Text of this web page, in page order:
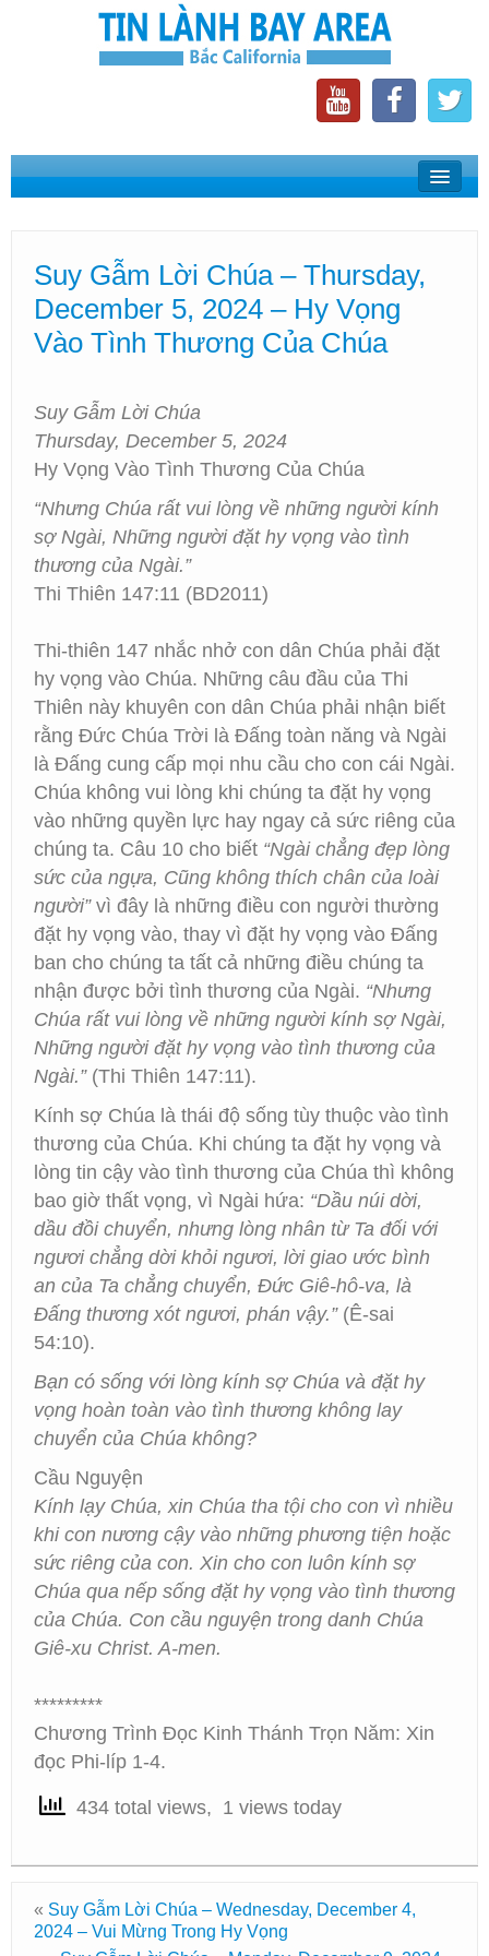
Home
Phát Thanh Tin Lành Bay Area
Các Hội Thánh Bắc California
Suy Gẫm Lời Chúa – Thursday,
December 5, 2024 – Hy Vọng
Vào Tình Thương Của Chúa
Suy Gẫm Lời Chúa
Thursday, December 5, 2024
Hy Vọng Vào Tình Thương Của Chúa
“Nhưng Chúa rất vui lòng về những người kính
sợ Ngài, Những người đặt hy vọng vào tình
thương của Ngài.”
Thi Thiên 147:11 (BD2011)
Thi-thiên 147 nhắc nhở con dân Chúa phải đặt
hy vọng vào Chúa. Những câu đầu của Thi
Thiên này khuyên con dân Chúa phải nhận biết
rằng Đức Chúa Trời là Đấng toàn năng và Ngài
là Đấng cung cấp mọi nhu cầu cho con cái Ngài.
Chúa không vui lòng khi chúng ta đặt hy vọng
vào những quyền lực hay ngay cả sức riêng của
chúng ta. Câu 10 cho biết “Ngài chẳng đẹp lòng
sức của ngựa, Cũng không thích chân của loài
người”vì đây là những điều con người thường
đặt hy vọng vào, thay vì đặt hy vọng vào Đấng
ban cho chúng ta tất cả những điều chúng ta
nhận được bởi tình thương của Ngài. “Nhưng
Chúa rất vui lòng về những người kính sợ Ngài,
Những người đặt hy vọng vào tình thương của
Ngài.”(Thi Thiên 147:11).
Kính sợ Chúa là thái độ sống tùy thuộc vào tình
thương của Chúa. Khi chúng ta đặt hy vọng và
lòng tin cậy vào tình thương của Chúa thì không
bao giờ thất vọng, vì Ngài hứa: “Dầu núi dời,
dầu đồi chuyển, nhưng lòng nhân từ Ta đối với
ngươi chẳng dời khỏi ngươi, lời giao ước bình
an của Ta chẳng chuyển, Đức Giê-hô-va, là
Đấng thương xót ngươi, phán vậy.”(Ê-sai
54:10).
Bạn có sống với lòng kính sợ Chúa và đặt hy
vọng hoàn toàn vào tình thương không lay
chuyển của Chúa không?
Cầu Nguyện
Kính lạy Chúa, xin Chúa tha tội cho con vì nhiều
khi con nương cậy vào những phương tiện hoặc
sức riêng của con. Xin cho con luôn kính sợ
Chúa qua nếp sống đặt hy vọng vào tình thương
của Chúa. Con cầu nguyện trong danh Chúa
Giê-xu Christ. A-men.
*********
Chương Trình Đọc Kinh Thánh Trọn Năm: Xin
đọc Phi-líp 1-4.
434 total views, 1 views today
« Suy Gẫm Lời Chúa – Wednesday, December 4,
2024 – Vui Mừng Trong Hy Vọng